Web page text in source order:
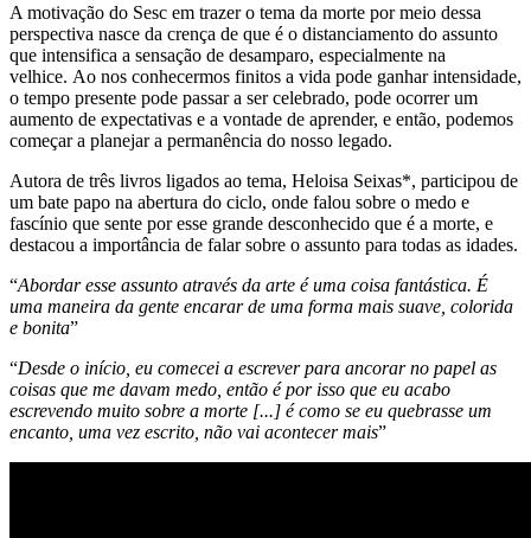
A motivação do Sesc em trazer o tema da morte por meio dessa
perspectiva nasce da crença de que é o distanciamento do assunto
que intensifica a sensação de desamparo, especialmente na
velhice. Ao nos conhecermos finitos a vida pode ganhar intensidade,
o tempo presente pode passar a ser celebrado, pode ocorrer um
aumento de expectativas e a vontade de aprender, e então, podemos
começar a planejar a permanência do nosso legado.
Autora de três livros ligados ao tema, Heloisa Seixas*, participou de
um bate papo na abertura do ciclo, onde falou sobre o medo e
fascínio que sente por esse grande desconhecido que é a morte, e
destacou a importância de falar sobre o assunto para todas as idades.
“Abordar esse assunto através da arte é uma coisa fantástica. É
uma maneira da gente encarar de uma forma mais suave, colorida
e bonita”
“Desde o início, eu comecei a escrever para ancorar no papel as
coisas que me davam medo, então é por isso que eu acabo
escrevendo muito sobre a morte [...] é como se eu quebrasse um
encanto, uma vez escrito, não vai acontecer mais”